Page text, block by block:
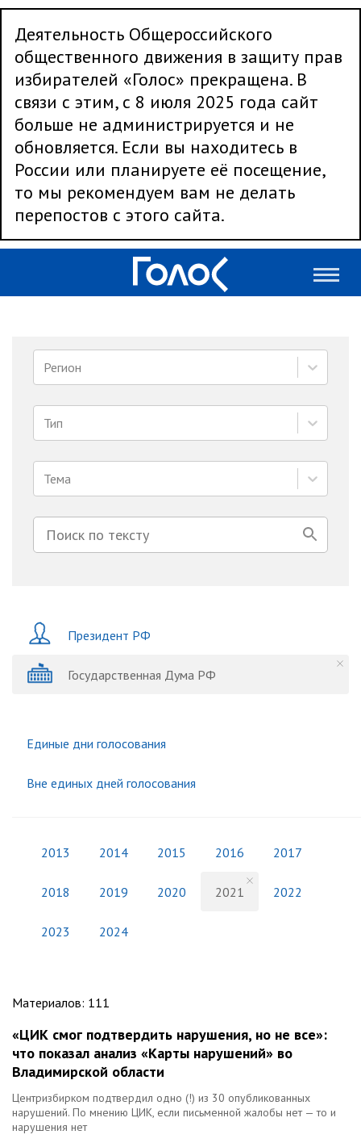
Деятельность Общероссийского
общественного движения в защиту прав
избирателей «Голос» прекращена. В
связи с этим, с 8 июля 2025 года сайт
больше не администрируется и не
обновляется. Если вы находитесь в
России или планируете её посещение,
то мы рекомендуем вам не делать
перепостов с этого сайта.
Регион
Тип
Тема
Президент РФ
Государственная Дума РФ
Единые дни голосования
Вне единых дней голосования
2013 2014 2015 2016 2017
2018 2019 2020 2021 2022
2023 2024
Материалов: 111
«ЦИК смог подтвердить нарушения, но не все»:
что показал анализ «Карты нарушений» во
Владимирской области
Центризбирком подтвердил одно (!) из 30 опубликованных
нарушений. По мнению ЦИК, если письменной жалобы нет — то и
нарушения нет